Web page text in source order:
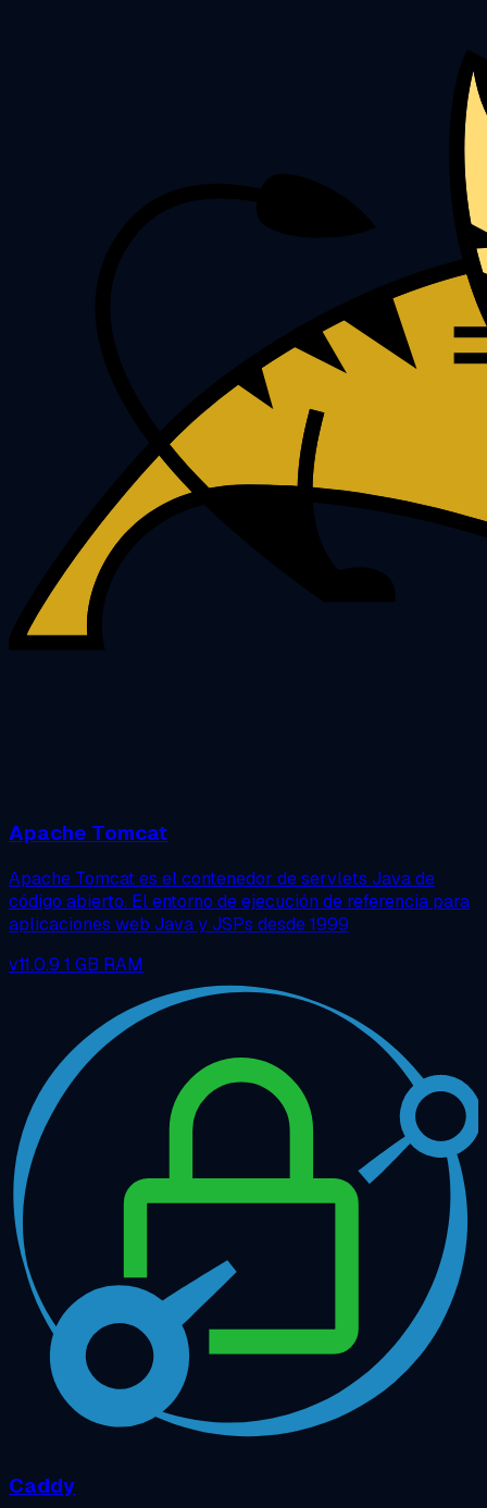
Apache Tomcat
Apache Tomcat es el contenedor de servlets Java de
código abierto. El entorno de ejecución de referencia para
aplicaciones web Java y JSPs desde 1999
v11.0.9 1 GB RAM
Caddy